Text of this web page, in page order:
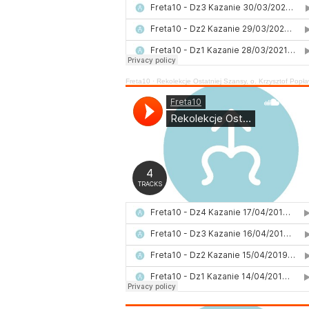
Freta10 · Rekolekcje Ostatniej Szansy, o. Krzysztof